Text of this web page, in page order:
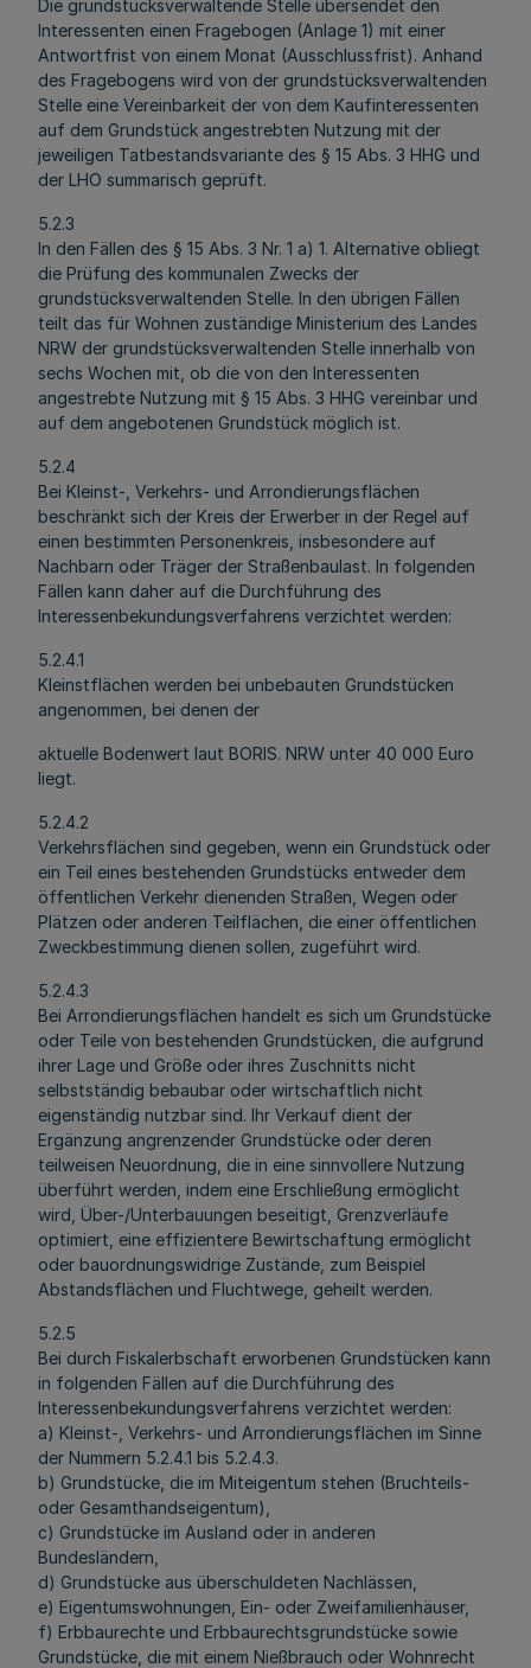
Die grundstücksverwaltende Stelle übersendet den
Interessenten einen Fragebogen (Anlage 1) mit einer
Antwortfrist von einem Monat (Ausschlussfrist). Anhand
des Fragebogens wird von der grundstücksverwaltenden
Stelle eine Vereinbarkeit der von dem Kaufinteressenten
auf dem Grundstück angestrebten Nutzung mit der
jeweiligen Tatbestandsvariante des § 15 Abs. 3 HHG und
der LHO summarisch geprüft.
5.2.3
In den Fällen des § 15 Abs. 3 Nr. 1 a) 1. Alternative obliegt
die Prüfung des kommunalen Zwecks der
grundstücksverwaltenden Stelle. In den übrigen Fällen
teilt das für Wohnen zuständige Ministerium des Landes
NRW der grundstücksverwaltenden Stelle innerhalb von
sechs Wochen mit, ob die von den Interessenten
angestrebte Nutzung mit § 15 Abs. 3 HHG vereinbar und
auf dem angebotenen Grundstück möglich ist.
5.2.4
Bei Kleinst-, Verkehrs- und Arrondierungsflächen
beschränkt sich der Kreis der Erwerber in der Regel auf
einen bestimmten Personenkreis, insbesondere auf
Nachbarn oder Träger der Straßenbaulast. In folgenden
Fällen kann daher auf die Durchführung des
Interessenbekundungsverfahrens verzichtet werden:
5.2.4.1
Kleinstflächen werden bei unbebauten Grundstücken
angenommen, bei denen der
aktuelle Bodenwert laut BORIS. NRW unter 40 000 Euro
liegt.
5.2.4.2
Verkehrsflächen sind gegeben, wenn ein Grundstück oder
ein Teil eines bestehenden Grundstücks entweder dem
öffentlichen Verkehr dienenden Straßen, Wegen oder
Plätzen oder anderen Teilflächen, die einer öffentlichen
Zweckbestimmung dienen sollen, zugeführt wird.
5.2.4.3
Bei Arrondierungsflächen handelt es sich um Grundstücke
oder Teile von bestehenden Grundstücken, die aufgrund
ihrer Lage und Größe oder ihres Zuschnitts nicht
selbstständig bebaubar oder wirtschaftlich nicht
eigenständig nutzbar sind. Ihr Verkauf dient der
Ergänzung angrenzender Grundstücke oder deren
teilweisen Neuordnung, die in eine sinnvollere Nutzung
überführt werden, indem eine Erschließung ermöglicht
wird, Über-/Unterbauungen beseitigt, Grenzverläufe
optimiert, eine effizientere Bewirtschaftung ermöglicht
oder bauordnungswidrige Zustände, zum Beispiel
Abstandsflächen und Fluchtwege, geheilt werden.
5.2.5
Bei durch Fiskalerbschaft erworbenen Grundstücken kann
in folgenden Fällen auf die Durchführung des
Interessenbekundungsverfahrens verzichtet werden:
a) Kleinst-, Verkehrs- und Arrondierungsflächen im Sinne
der Nummern 5.2.4.1 bis 5.2.4.3.
b) Grundstücke, die im Miteigentum stehen (Bruchteils-
oder Gesamthandseigentum),
c) Grundstücke im Ausland oder in anderen
Bundesländern,
d) Grundstücke aus überschuldeten Nachlässen,
e) Eigentumswohnungen, Ein- oder Zweifamilienhäuser,
f) Erbbaurechte und Erbbaurechtsgrundstücke sowie
Grundstücke, die mit einem Nießbrauch oder Wohnrecht